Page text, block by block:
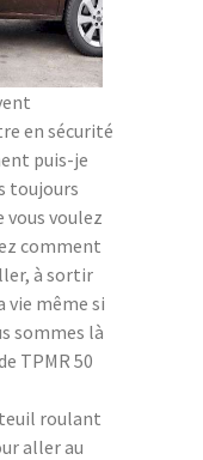
en sécurité
puis-je
toujours
vous voulez
comment
à sortir
vie même si
sommes là
TPMR 50
roulant
aller au